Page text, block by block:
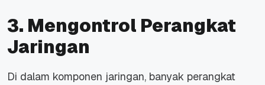
3. Mengontrol Perangkat
Jaringan
Di dalam komponen jaringan, banyak perangkat